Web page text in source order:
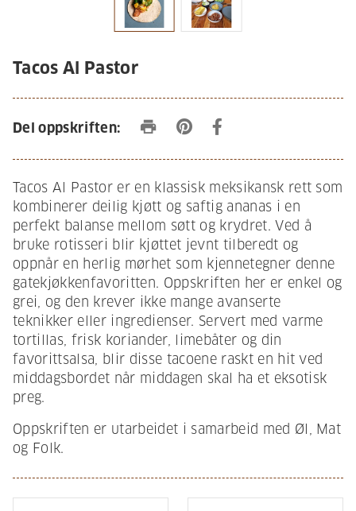
Tacos Al Pastor
Del oppskriften: print
Tacos Al Pastor er en klassisk meksikansk rett som
kombinerer deilig kjøtt og saftig ananas i en
perfekt balanse mellom søtt og krydret. Ved å
bruke rotisseri blir kjøttet jevnt tilberedt og
oppnår en herlig mørhet som kjennetegner denne
gatekjøkkenfavoritten. Oppskriften her er enkel og
grei, og den krever ikke mange avanserte
teknikker eller ingredienser. Servert med varme
tortillas, frisk koriander, limebåter og din
favorittsalsa, blir disse tacoene raskt en hit ved
middagsbordet når middagen skal ha et eksotisk
preg.
Oppskriften er utarbeidet i samarbeid med Øl, Mat
og Folk.